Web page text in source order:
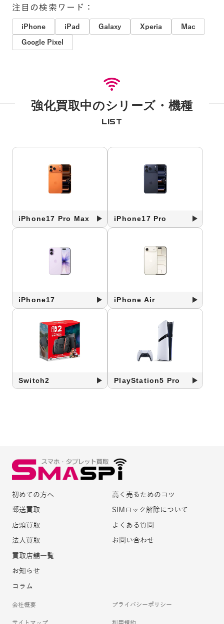
注目の検索ワード：
iPhone iPad Galaxy Xperia
Mac
Google Pixel
強化買取中のシリーズ・機種
LIST
iPhone17 Pro Max iPhone17 Pro
iPhone17 iPhone Air
Switch2 PlayStation5 Pro
初めての方へ
郵送買取
店頭買取
法人買取
買取店舗一覧
お知らせ
コラム
高く売るためのコツ
SIMロック解除について
よくある質問
お問い合わせ
会社概要 プライバシーポリシー